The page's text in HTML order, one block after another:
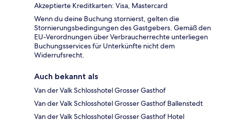
Akzeptierte Kreditkarten: Visa, Mastercard
Wenn du deine Buchung stornierst, gelten die
Stornierungsbedingungen des Gastgebers. Gemäß den
EU-Verordnungen über Verbraucherrechte unterliegen
Buchungsservices für Unterkünfte nicht dem
Widerrufsrecht.
Auch bekannt als
Van der Valk Schlosshotel Grosser Gasthof
Van der Valk Schlosshotel Grosser Gasthof Ballenstedt
Van der Valk Schlosshotel Grosser Gasthof Hotel